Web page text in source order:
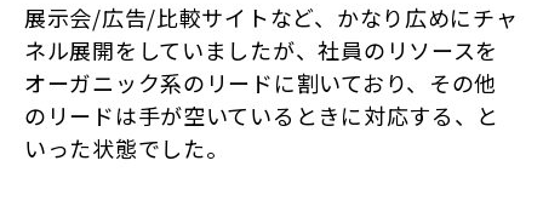
展示会/広告/比較サイトなど、かなり広めにチャ
ネル展開をしていましたが、社員のリソースを
オーガニック系のリードに割いており、 その他
のリードは手が空いているときに対応する、と
いった状態でした。